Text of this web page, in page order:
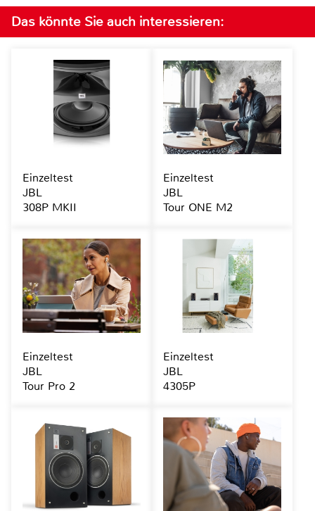
Das könnte Sie auch interessieren:
Einzeltest
JBL
308P MKII
Einzeltest
JBL
Tour ONE M2
Einzeltest
JBL
Tour Pro 2
Einzeltest
JBL
4305P